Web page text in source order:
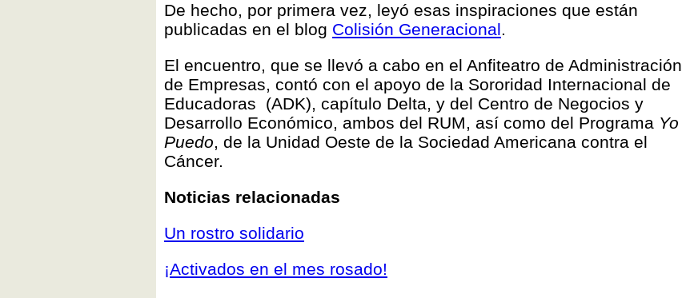
De hecho, por primera vez, leyó esas inspiraciones que están
publicadas en el blog Colisión Generacional.
El encuentro, que se llevó a cabo en el Anfiteatro de Administración
de Empresas, contó con el apoyo de la Sororidad Internacional de
Educadoras (ADK), capítulo Delta, y del Centro de Negocios y
Desarrollo Económico, ambos del RUM, así como del Programa Yo
Puedo, de la Unidad Oeste de la Sociedad Americana contra el
Cáncer.
Noticias relacionadas
Un rostro solidario
¡Activados en el mes rosado!